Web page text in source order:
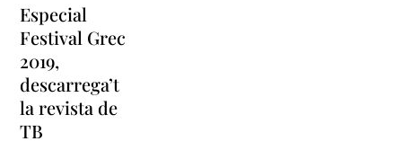
Especial
Festival Grec
2019,
descarrega’t
la revista de
TB